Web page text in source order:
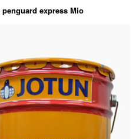
express Mio